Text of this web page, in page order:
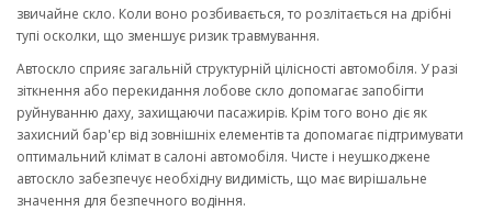
звичайне скло. Коли воно розбивається, то розлітається на дрібні
тупі осколки, що зменшує ризик травмування.
Автоскло сприяє загальній структурній цілісності автомобіля. У разі
зіткнення або перекидання лобове скло допомагає запобігти
руйнуванню даху, захищаючи пасажирів. Крім того воно діє як
захисний бар'єр від зовнішніх елементів та допомагає підтримувати
оптимальний клімат в салоні автомобіля. Чисте і неушкоджене
автоскло забезпечує необхідну видимість, що має вирішальне
значення для безпечного водіння.